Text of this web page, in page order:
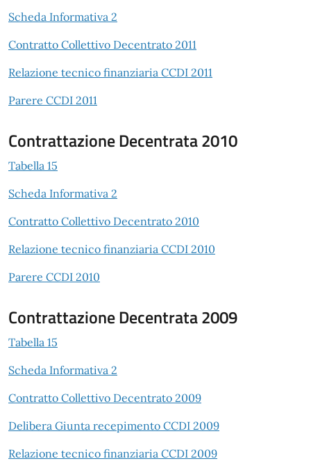
Scheda Informativa 2
Contratto Collettivo Decentrato 2011
Relazione tecnico finanziaria CCDI 2011
Parere CCDI 2011
Contrattazione Decentrata 2010
Tabella 15
Scheda Informativa 2
Contratto Collettivo Decentrato 2010
Relazione tecnico finanziaria CCDI 2010
Parere CCDI 2010
Contrattazione Decentrata 2009
Tabella 15
Scheda Informativa 2
Contratto Collettivo Decentrato 2009
Delibera Giunta recepimento CCDI 2009
Relazione tecnico finanziaria CCDI 2009